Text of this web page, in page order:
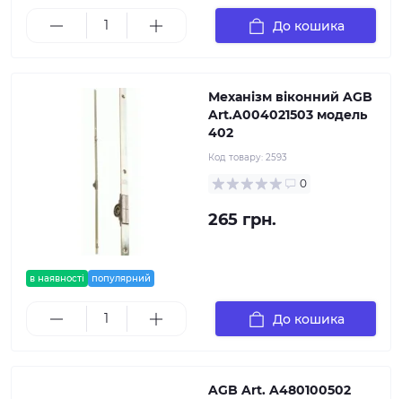
До кошика
в наявності популярний
Механізм віконний AGB
Art.A004021503 модель
402
Код товару: 2593
0
265 грн.
До кошика
AGB Art. A480100502